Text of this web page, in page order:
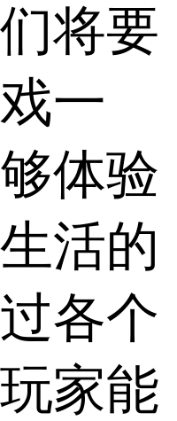
将要
一
体验
活的
各个
家能